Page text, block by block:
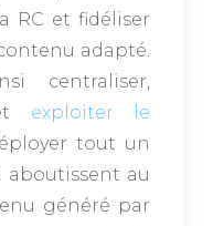
RC et fidéliser
adapté.
centraliser,
exploiter le
tout un
aboutissent au
généré par